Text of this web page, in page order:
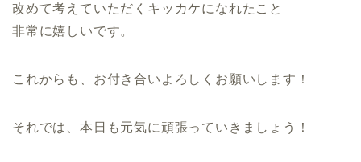
改めて考えていただくキッカケになれたこと
非常に嬉しいです。
これからも、お付き合いよろしくお願いします！
それでは、本日も元気に頑張っていきましょう！